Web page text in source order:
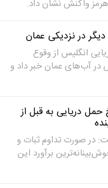
واکنش نشان داد.
در نزدیکی عمان
انگلیس از وقوع
آب‌های عمان خبر داد و
دریایی به قبل از
در صورت تداوم ثبات و
برآورد این